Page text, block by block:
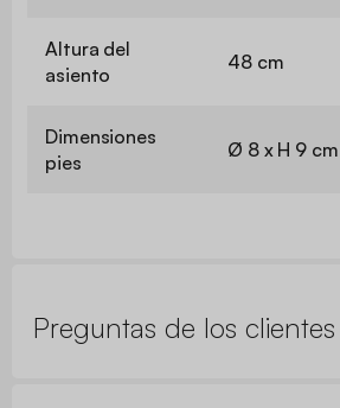
Altura del
asiento
48 cm
Dimensiones
pies
Ø 8 x H 9 cm
Preguntas de los clientes